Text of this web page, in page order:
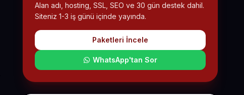
Alan adı, hosting, SSL, SEO ve 30 gün destek dahil.
Siteniz 1-3 iş günü içinde yayında.
Paketleri İncele
WhatsApp'tan Sor